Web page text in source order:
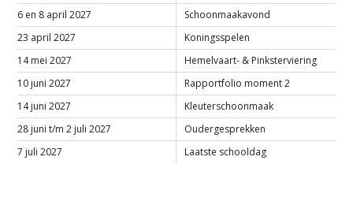
6 en 8 april 2027
Schoonmaakavond
23 april 2027
Koningsspelen
14 mei 2027
Hemelvaart- & Pinksterviering
10 juni 2027
Rapportfolio moment 2
14 juni 2027
Kleuterschoonmaak
28 juni t/m 2 juli 2027
Oudergesprekken
7 juli 2027
Laatste schooldag